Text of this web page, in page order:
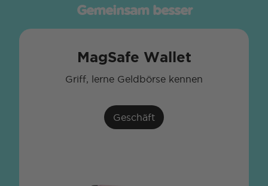
Gemeinsam besser
MagSafe Wallet
Griff, lerne Geldbörse kennen
Geschäft